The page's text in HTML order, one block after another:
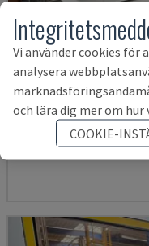
NEO.E55/E110H
TEDERIC - HYDRAULISK
TYSKLAND 2023
Vi använder cookies
analysera
och lära dig mer om hur
COOKIE-